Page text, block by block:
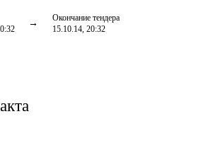
Окончание тендера
15.10.14, 20:32